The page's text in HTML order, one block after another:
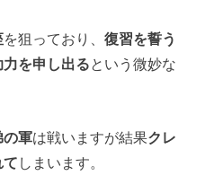
を狙っており、復習を誓う
力を申し出るという微妙な
の軍は戦いますが結果クレ
て しまいます。